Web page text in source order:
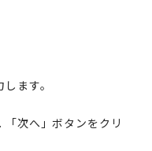
ます。
次へ」ボタンをクリ